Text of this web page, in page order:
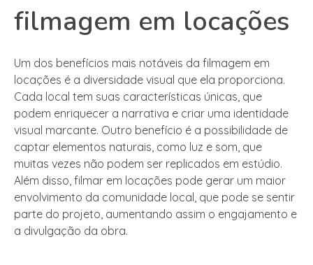
filmagem em locações
Um dos benefícios mais notáveis da filmagem em
locações é a diversidade visual que ela proporciona.
Cada local tem suas características únicas, que
podem enriquecer a narrativa e criar uma identidade
visual marcante. Outro benefício é a possibilidade de
captar elementos naturais, como luz e som, que
muitas vezes não podem ser replicados em estúdio.
Além disso, filmar em locações pode gerar um maior
envolvimento da comunidade local, que pode se sentir
parte do projeto, aumentando assim o engajamento e
a divulgação da obra.